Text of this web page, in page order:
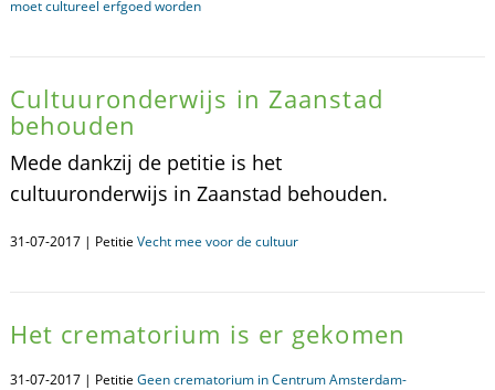
moet cultureel erfgoed worden
Cultuuronderwijs in Zaanstad
behouden
Mede dankzij de petitie is het
cultuuronderwijs in Zaanstad behouden.
31-07-2017 | Petitie Vecht mee voor de cultuur
Het crematorium is er gekomen
31-07-2017 | Petitie Geen crematorium in Centrum Amsterdam-